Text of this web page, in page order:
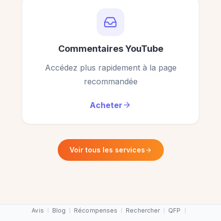
Service parfait pour les petits créateurs comme
moi. Merci !
Ronald Brown
Service parfait pour les petits créateurs comme
moi. Merci !
Commentaires YouTube
Accédez plus rapidement à la page
recommandée
Acheter
Voir tous les services
Avis Blog Récompenses Rechercher QFP